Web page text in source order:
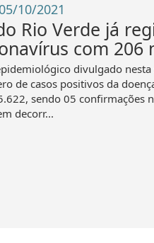
10/2021
Rio Verde já
com 206
divulgado
de casos positivos da
sendo 05
decorr...